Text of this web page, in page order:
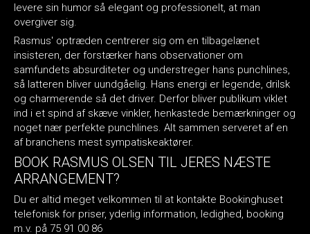
levere sin humor så elegant og professionelt, at man
overgiver sig.
Rasmus' optræden centrerer sig om en tilbagelænet
insisteren, der forstærker hans observationer om
samfundets absurditeter og understreger hans punchlines,
så latteren bliver uundgåelig. Hans energi er legende, drilsk
og charmerende så det driver. Derfor bliver publikum viklet
ind i et spind af skæve vinkler, henkastede bemærkninger og
noget nær perfekte punchlines. Alt sammen serveret af en
af branchens mest sympatiskeaktører.
BOOK RASMUS OLSEN TIL JERES NÆSTE
ARRANGEMENT?
Du er altid meget velkommen til at kontakte Bookinghuset
telefonisk for priser, yderlig information, ledighed, booking
m.v. på 75 91 00 86